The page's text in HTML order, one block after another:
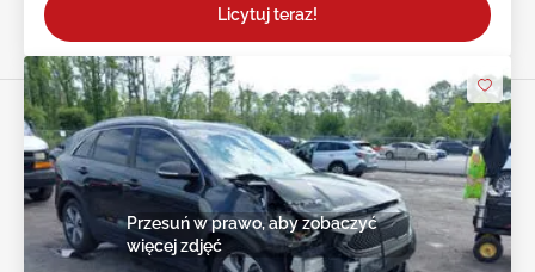
Licytuj teraz!
Przesuń w prawo, aby zobaczyć
więcej zdjęć